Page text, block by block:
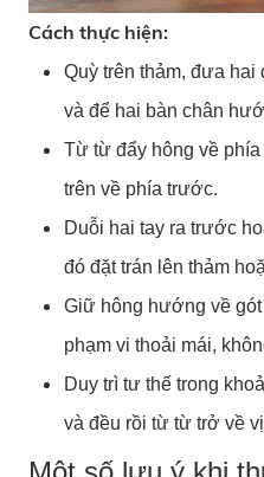
Cách thực hiện:
Quỳ trên thảm, đưa
và để hai bàn chân
Từ từ đẩy hông về
trên về phía trước.
Duỗi hai tay ra trước
đó đặt trán lên thảm
Giữ hông hướng về
phạm vi thoải mái,
Duy trì tư thế trong
và đều rồi từ từ trở về